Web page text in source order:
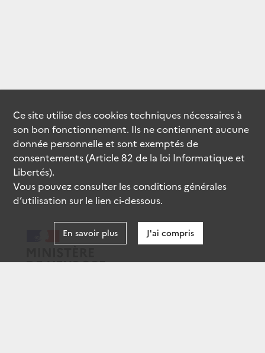
Ce site utilise descookiestechniques nécessaires à
son bon fonctionnement. Ils ne contiennent aucune
donnée personnelle et sont exemptés de
consentements (Article 82 de la loi Informatique et
Libertés).
Vous pouvez consulter les conditions générales
d’utilisation sur le lien ci-dessous.
En savoir plus J'ai compris